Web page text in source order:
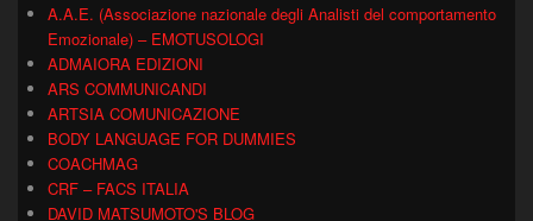
A.A.E. (Associazione nazionale degli Analisti del comportamento
Emozionale) – EMOTUSOLOGI
ADMAIORA EDIZIONI
ARS COMMUNICANDI
ARTSIA COMUNICAZIONE
BODY LANGUAGE FOR DUMMIES
COACHMAG
CRF – FACS ITALIA
DAVID MATSUMOTO'S BLOG